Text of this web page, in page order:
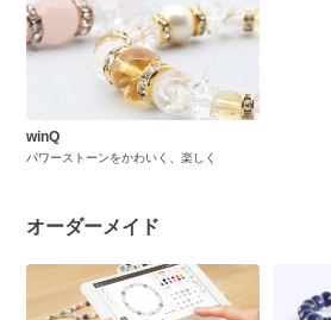
winQ
パワーストーンをかわいく、楽しく
オーダーメイド